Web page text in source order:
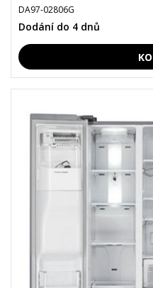
DA97-02806G
Dodání do 4 dnů